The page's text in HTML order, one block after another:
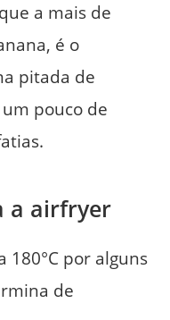
a mais de
é o
pitada de
pouco de
a airfryer
180°C por alguns
de